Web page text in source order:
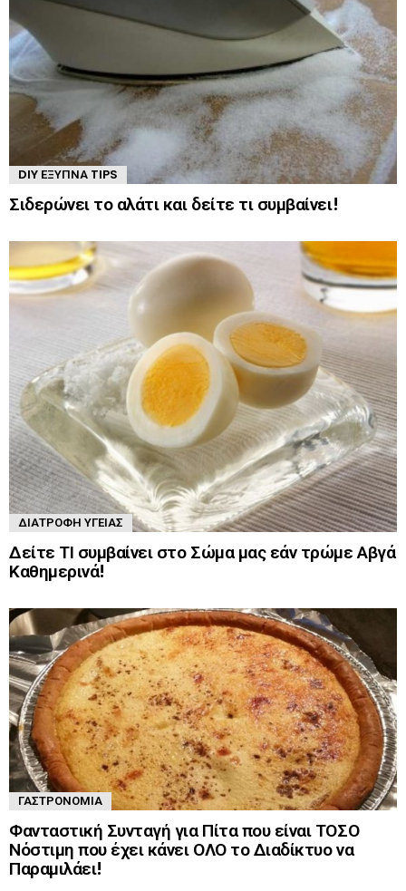
DIY ΈΞΥΠΝΑ TIPS
Σιδερώνει το αλάτι και δείτε τι συμβαίνει!
ΔΙΑΤΡΟΦΉ ΥΓΕΊΑΣ
Δείτε ΤΙ συμβαίνει στο Σώμα μας εάν τρώμε Αβγά
Καθημερινά!
ΓΑΣΤΡΟΝΟΜΊΑ
Φανταστική Συνταγή για Πίτα που είναι ΤΟΣΟ
Νόστιμη που έχει κάνει ΟΛΟ το Διαδίκτυο να
Παραμιλάει!